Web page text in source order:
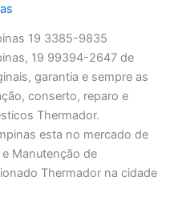
19 3385-9835
19 99394-2647 de
garantia e sempre as
conserto, reparo e
Thermador.
esta no mercado de
Manutenção de
Thermador na cidade